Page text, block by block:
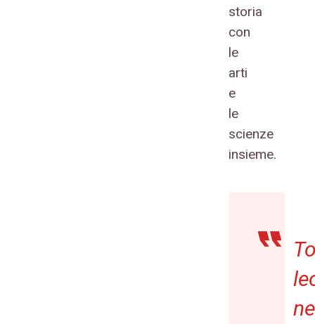
storia
con
le
arti
e
le
scienze
insieme.